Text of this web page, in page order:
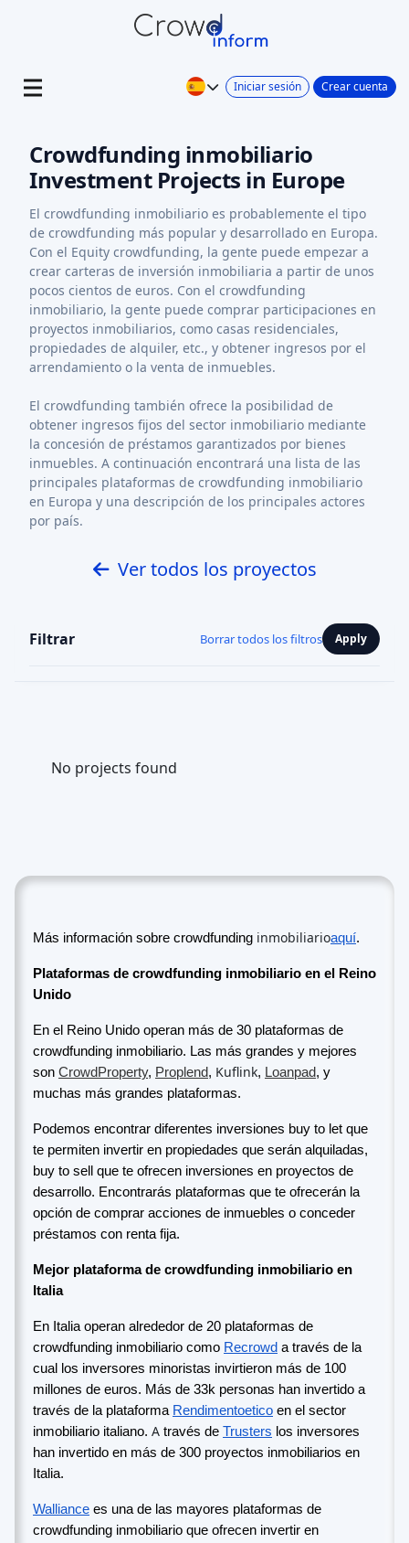
Iniciar sesión Crear cuenta
Crowdfunding inmobiliario
Investment Projects in Europe
El crowdfunding inmobiliario es probablemente el tipo
de crowdfunding más popular y desarrollado en Europa.
Con el Equity crowdfunding, la gente puede empezar a
crear carteras de inversión inmobiliaria a partir de unos
pocos cientos de euros. Con el crowdfunding
inmobiliario, la gente puede comprar participaciones en
proyectos inmobiliarios, como casas residenciales,
propiedades de alquiler, etc., y obtener ingresos por el
arrendamiento o la venta de inmuebles.
El crowdfunding también ofrece la posibilidad de
obtener ingresos fijos del sector inmobiliario mediante
la concesión de préstamos garantizados por bienes
inmuebles. A continuación encontrará una lista de las
principales plataformas de crowdfunding inmobiliario
en Europa y una descripción de los principales actores
por país.
Ver todos los proyectos
Filtrar Borrar todos los filtros Apply
No projects found
Más información sobre crowdfunding inmobiliarioaquí.
Plataformas de crowdfunding inmobiliario en el Reino
Unido
En el Reino Unido operan más de 30 plataformas de
crowdfunding inmobiliario. Las más grandes y mejores
son CrowdProperty, Proplend, Kuflink, Loanpad, y
muchas más grandes plataformas.
Podemos encontrar diferentes inversiones buy to let que
te permiten invertir en propiedades que serán alquiladas,
buy to sell que te ofrecen inversiones en proyectos de
desarrollo. Encontrarás plataformas que te ofrecerán la
opción de comprar acciones de inmuebles o conceder
préstamos con renta fija.
Mejor plataforma de crowdfunding inmobiliario en
Italia
En Italia operan alrededor de 20 plataformas de
crowdfunding inmobiliario como Recrowd a través de la
cual los inversores minoristas invirtieron más de 100
millones de euros. Más de 33k personas han invertido a
través de la plataforma Rendimentoetico en el sector
inmobiliario italiano. A través de Trusters los inversores
han invertido en más de 300 proyectos inmobiliarios en
Italia.
Walliance es una de las mayores plataformas de
crowdfunding inmobiliario que ofrecen invertir en